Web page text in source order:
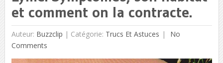
et comment on la contracte.
Auteur: Buzzclip | Catégorie: Trucs Et Astuces
No
Comments